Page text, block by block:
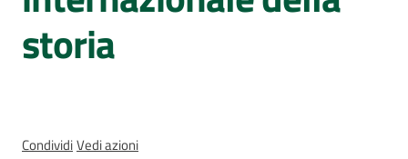
Mostre
sulla
storia
CondividiVedi azioni